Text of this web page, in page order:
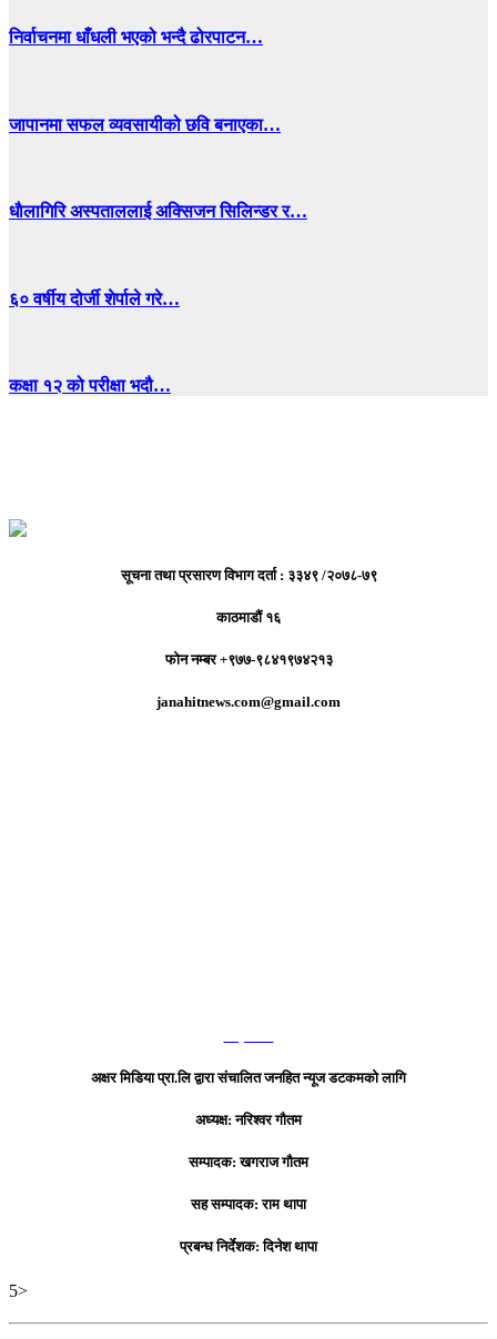
निर्वाचनमा धाँधली भएको भन्दै ढोरपाटन…
जापानमा सफल व्यवसायीको छवि बनाएका…
धाैलागिरि अस्पताललाई अक्सिजन सिलिन्डर र…
६० वर्षीय दोर्जी शेर्पाले गरे…
कक्षा १२ को परीक्षा भदौ…
सूचना तथा प्रसारण विभाग दर्ता : ३३४९ /२०७८-७९
काठमाडौं १६
फोन नम्बर +९७७-९८४१९७४२१३
janahitnews.com@gmail.com
अक्षर मिडिया प्रा.लि द्वारा संचालित जनहित न्यूज डटकमको लागि
अध्यक्ष: नरिश्वर गौतम
सम्पादक: खगराज गौतम
सह सम्पादक: राम थापा
प्रबन्ध निर्देशक: दिनेश थापा
5>